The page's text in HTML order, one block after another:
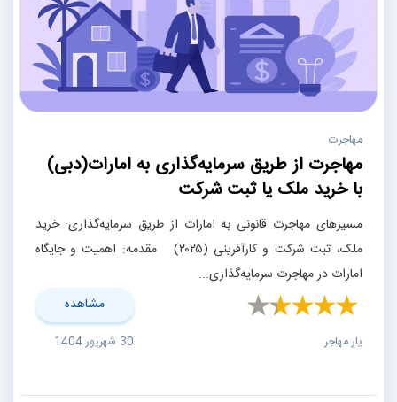
مهاجرت
مهاجرت از طریق سرمایه‌گذاری به امارات(دبی)
با خرید ملک یا ثبت شرکت
مسیرهای مهاجرت قانونی به امارات از طریق سرمایه‌گذاری: خرید
ملک، ثبت شرکت و کارآفرینی (۲۰۲۵) مقدمه: اهمیت و جایگاه
امارات در مهاجرت سرمایه‌گذاری...
مشاهده
یار مهاجر 30 شهریور 1404